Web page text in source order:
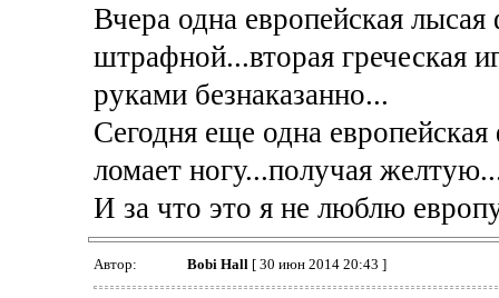
Вчера одна европейская
штрафной...вторая греческая
руками безнаказанно...
Сегодня еще одна
ломает ногу...получая
И за что это я не люблю
Автор: Bobi Hall [ 30 июн 2014 20:43 ]